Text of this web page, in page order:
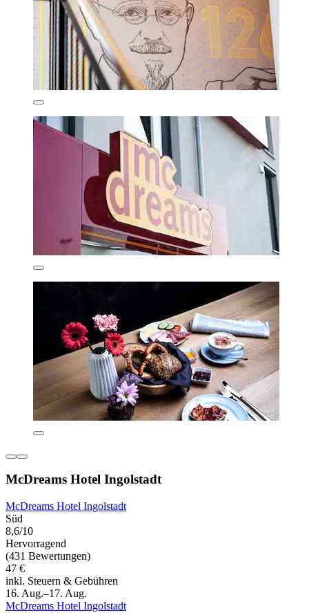
McDreams Hotel Ingolstadt
McDreams Hotel Ingolstadt
Süd
8,6/10
Hervorragend
(431 Bewertungen)
47 €
inkl. Steuern & Gebühren
16. Aug.–17. Aug.
McDreams Hotel Ingolstadt